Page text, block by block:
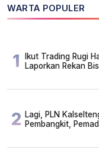
WARTA POPULER
1
Ikut Trading Rugi
Laporkan Rekan
2 Lagi, PLN
Pembangkit,